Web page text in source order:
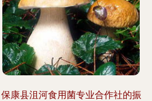
保康县沮河食用菌专业合作社的振